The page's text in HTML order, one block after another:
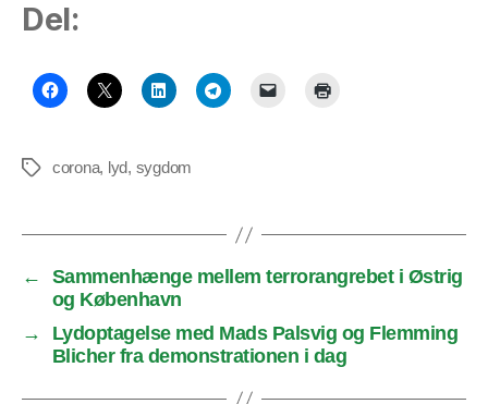
Del:
Tagscorona, lyd, sygdom
←
Sammenhænge mellem terrorangrebet i Østrig
og København
→
Lydoptagelse med Mads Palsvig og Flemming
Blicher fra demonstrationen i dag